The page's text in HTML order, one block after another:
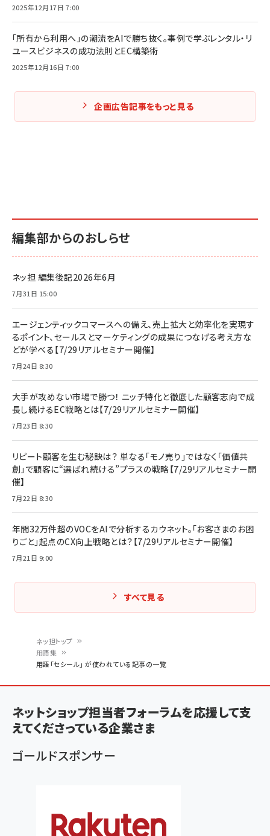
ン
く
ず
ネッ担トップ
用語集
用語「セシール」 が使われている記事の一覧
2025年12月17日 7:00
「所有から利用へ」の潮流をAIで勝ち抜く。事例で学ぶレンタル・リ
ユースビジネスの成功法則とEC構築術
2025年12月16日 7:00
企画広告記事をもっと見る
編集部からのおしらせ
ネッ担 編集後記2026年6月
7月31日 15:00
エージェンティックコマースへの備え、売上拡大と効率化を実現す
るポイント、セールスとマーケティングの成果につなげる考え方な
どが学べる【7/29リアルセミナー開催】
7月24日 8:30
大手が攻めない市場で勝つ！ ニッチ特化と徹底した顧客志向で成
長し続けるEC戦略とは【7/29リアルセミナー開催】
7月23日 8:30
リピート顧客を生む秘訣は？ 単なる「モノ売り」ではなく「価値共
創」で顧客に“選ばれ続ける”プラスの戦略【7/29リアルセミナー開
催】
7月22日 8:30
年間32万件超のVOCをAIで分析するカウネット。「お客さまのお困
りごと」起点のCX向上戦略とは？【7/29リアルセミナー開催】
7月21日 9:00
すべて見る
ネットショップ担当者フォーラムを応援して支
えてくださっている企業さま
ゴールドスポンサー